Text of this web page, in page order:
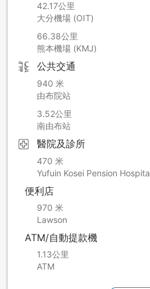
42.17公里
大分機場 (OIT)
66.38公里
熊本機場 (KMJ)
公共交通
940 米
由布院站
3.52公里
南由布站
醫院及診所
470 米
Yufuin Kosei Pension
便利店
970 米
Lawson
ATM/自動提款機
1.13公里
ATM